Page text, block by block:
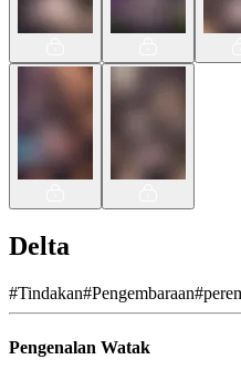
Delta
#Tindakan#Pengembaraan#
Pengenalan Watak